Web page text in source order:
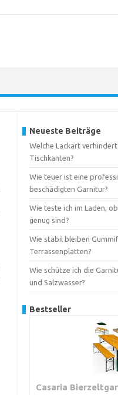
Neueste Beiträge
Welche Lackart
Tischkanten?
Wie teuer ist eine
beschädigten Garnitur?
Wie teste ich im Laden,
genug sind?
Wie stabil bleiben
Terrassenplatten?
Wie schütze ich die
und Salzwasser?
Bestseller
Casaria